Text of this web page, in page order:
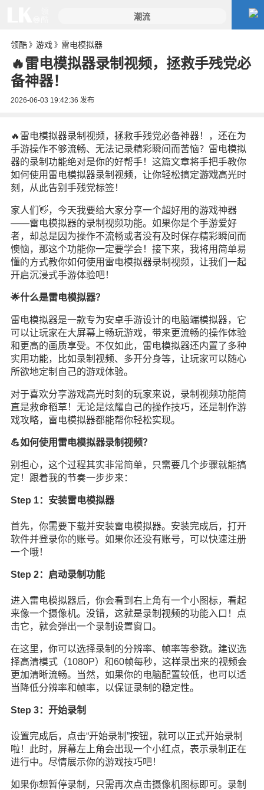
领酷》 游戏》 雷电模拟器
🔥雷电模拟器录制视频，拯救手残党必
备神器！
2026-06-03 19:42:36 发布
🔥雷电模拟器录制视频，拯救手残党必备神器！，还在为
手游操作不够流畅、无法记录精彩瞬间而苦恼？雷电模拟
器的录制功能绝对是你的好帮手！这篇文章将手把手教你
如何使用雷电模拟器录制视频，让你轻松搞定游戏高光时
刻，从此告别手残党标签！
家人们👋，今天我要给大家分享一个超好用的游戏神器
——雷电模拟器的录制视频功能。如果你是个手游爱好
者，却总是因为操作不流畅或者没有及时保存精彩瞬间而
懊恼，那这个功能你一定要学会！接下来，我将用简单易
懂的方式教你如何使用雷电模拟器录制视频，让我们一起
开启沉浸式手游体验吧！
🌟什么是雷电模拟器？
雷电模拟器是一款专为安卓手游设计的电脑端模拟器，它
可以让玩家在大屏幕上畅玩游戏，带来更流畅的操作体验
和更高的画质享受。不仅如此，雷电模拟器还内置了多种
实用功能，比如录制视频、多开分身等，让玩家可以随心
所欲地定制自己的游戏体验。
对于喜欢分享游戏高光时刻的玩家来说，录制视频功能简
直是救命稻草！无论是炫耀自己的操作技巧，还是制作游
戏攻略，雷电模拟器都能帮你轻松实现。
💪如何使用雷电模拟器录制视频？
别担心，这个过程其实非常简单，只需要几个步骤就能搞
定！跟着我的节奏一步步来：
Step 1：安装雷电模拟器
首先，你需要下载并安装雷电模拟器。安装完成后，打开
软件并登录你的账号。如果你还没有账号，可以快速注册
一个哦！
Step 2：启动录制功能
进入雷电模拟器后，你会看到右上角有一个小图标，看起
来像一个摄像机。没错，这就是录制视频的功能入口！点
击它，就会弹出一个录制设置窗口。
在这里，你可以选择录制的分辨率、帧率等参数。建议选
择高清模式（1080P）和60帧每秒，这样录出来的视频会
更加清晰流畅。当然，如果你的电脑配置较低，也可以适
当降低分辨率和帧率，以保证录制的稳定性。
Step 3：开始录制
设置完成后，点击“开始录制”按钮，就可以正式开始录制
啦！此时，屏幕左上角会出现一个小红点，表示录制正在
进行中。尽情展示你的游戏技巧吧！
如果你想暂停录制，只需再次点击摄像机图标即可。录制